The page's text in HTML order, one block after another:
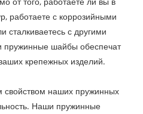
работаете с коррозийными
сталкиваетесь с другими
шайбы обеспечат
крепежных изделий.
наших пружинных
Наши пружинные